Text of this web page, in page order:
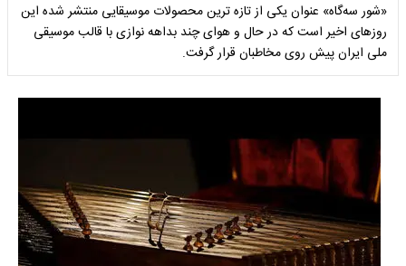
«شور سه‌گاه» عنوان یکی از تازه ترین محصولات موسیقایی منتشر شده این
روزهای اخیر است که در حال و هوای چند بداهه نوازی با قالب موسیقی
ملی ایران پیش روی مخاطبان قرار گرفت.